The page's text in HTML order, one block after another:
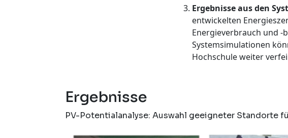
Ergebnisse aus den
entwickelten
Energieverbrauch und -
Systemsimulationen
Hochschule weiter
Ergebnisse
PV-Potentialanalyse: Auswahl geeigneter Standorte